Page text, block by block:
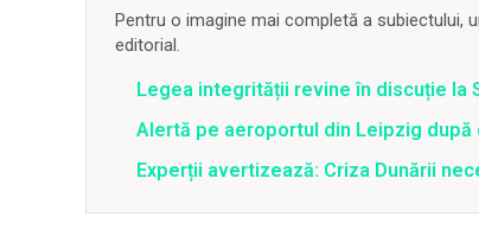
Pentru o imagine mai completă a subiectului,
editorial.
Legea integrității revine în discuție la
Alertă pe aeroportul din Leipzig
Experții avertizează: Criza Dunării